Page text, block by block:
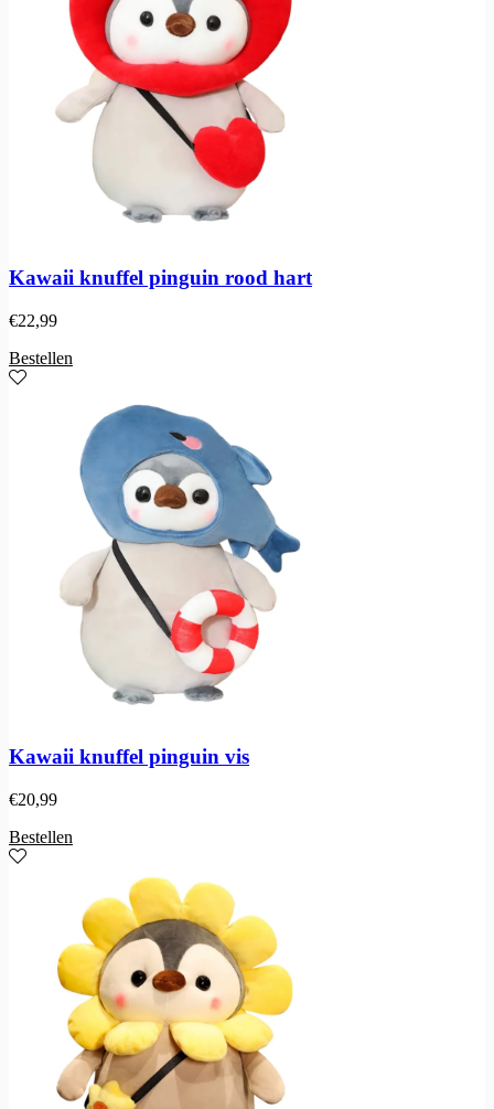
Kawaii knuffel pinguin rood hart
€22,99
Bestellen
Kawaii knuffel pinguin vis
€20,99
Bestellen